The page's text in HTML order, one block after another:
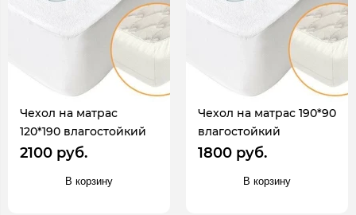
Чехол на матрас
120*190 влагостойкий
2100 руб.
В корзину
Чехол на матрас 190*90
влагостойкий
1800 руб.
В корзину